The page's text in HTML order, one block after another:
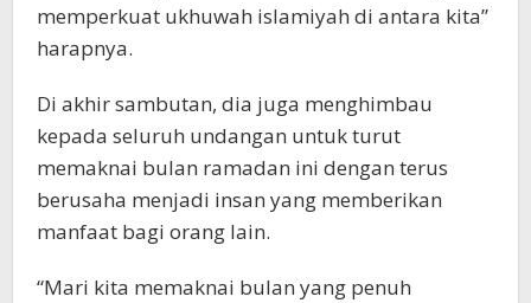
memperkuat ukhuwah islamiyah di antara kita”
harapnya.
Di akhir sambutan, dia juga menghimbau
kepada seluruh undangan untuk turut
memaknai bulan ramadan ini dengan terus
berusaha menjadi insan yang memberikan
manfaat bagi orang lain.
“Mari kita memaknai bulan yang penuh